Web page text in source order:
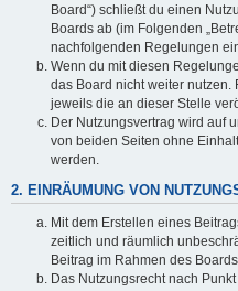
Board“) schließt du einen
Boards ab (im Folgenden
nachfolgenden Regelungen
Wenn du mit diesen
das Board nicht weiter nutzen.
jeweils die an dieser Stelle
Der Nutzungsvertrag wird auf
von beiden Seiten ohne
werden.
2. EINRÄUMUNG VON
Mit dem Erstellen eines
zeitlich und räumlich
Beitrag im Rahmen des
Das Nutzungsrecht nach